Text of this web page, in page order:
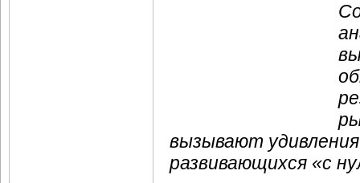
вызывают
развивающихся «с